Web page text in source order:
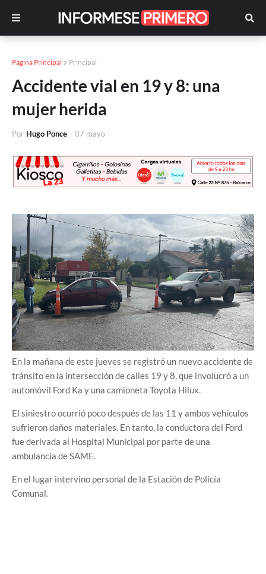
Página Principal Principal
Accidente vial en 19 y 8: una
mujer herida
Por Hugo Ponce - 07 mayo
En la mañana de este jueves se registró un nuevo accidente de
tránsito en la intersección de calles 19 y 8, que involucró a un
automóvil Ford Ka y una camioneta Toyota Hilux.
El siniestro ocurrió poco después de las 11 y ambos vehículos
sufrieron daños materiales. En tanto, la conductora del Ford
fue derivada al Hospital Municipal por parte de una
ambulancia de SAME.
En el lugar intervino personal de la Estación de Policía
Comunal.